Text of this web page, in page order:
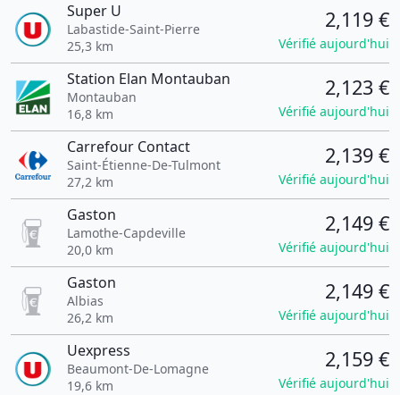
Super U
Labastide-Saint-Pierre
25,3 km
2,119 €
Vérifié aujourd'hui
Station Elan Montauban
Montauban
16,8 km
2,123 €
Vérifié aujourd'hui
Carrefour Contact
Saint-Étienne-De-Tulmont
27,2 km
2,139 €
Vérifié aujourd'hui
Gaston
Lamothe-Capdeville
20,0 km
2,149 €
Vérifié aujourd'hui
Gaston
Albias
26,2 km
2,149 €
Vérifié aujourd'hui
Uexpress
Beaumont-De-Lomagne
19,6 km
2,159 €
Vérifié aujourd'hui